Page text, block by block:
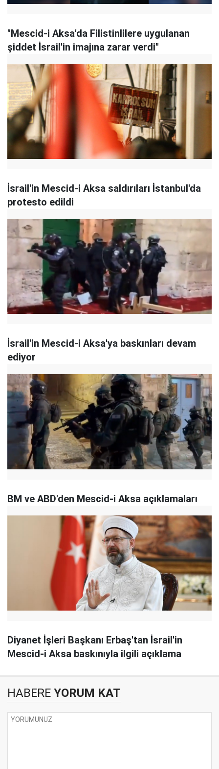
"Mescid-i Aksa'da Filistinlilere uygulanan
şiddet İsrail'in imajına zarar verdi"
İsrail'in Mescid-i Aksa saldırıları İstanbul'da
protesto edildi
İsrail'in Mescid-i Aksa'ya baskınları devam
ediyor
BM ve ABD'den Mescid-i Aksa açıklamaları
Diyanet İşleri Başkanı Erbaş'tan İsrail'in
Mescid-i Aksa baskınıyla ilgili açıklama
HABERE YORUM KAT